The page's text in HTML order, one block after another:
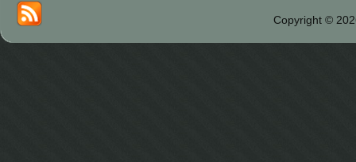
Copyright ©